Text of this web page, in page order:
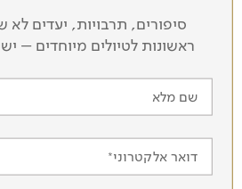
גלעד (גילי) חסקין, ד"ר
סיפורים, תרבויות, יעדים לא
ראשונות לטיולים מיוחדים –
שם מלא
דואר אלקטרוני